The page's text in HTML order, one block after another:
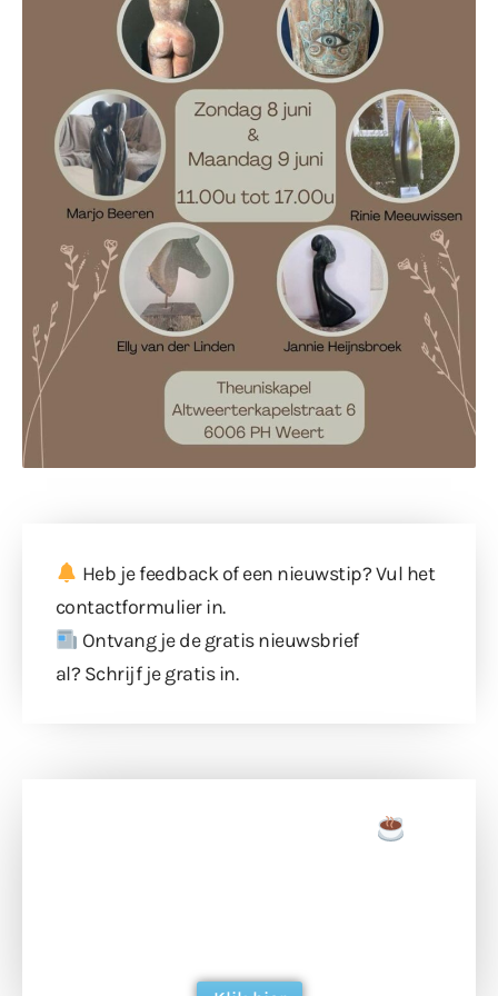
Heb je feedback of een nieuwstip? Vul het
contactformulierin.
Ontvang je de gratis nieuwsbrief
al? Schrijf je gratis in.